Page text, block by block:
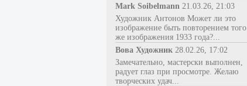
Mark Soibelmann 21.03.26, 21:03
Художник Антонов Может ли это
изображение быть повторением того
же изображения 1933 года?...
Вова Художник 28.02.26, 17:02
Замечательно, мастерски выполнен,
радует глаз при просмотре. Желаю
творческих удач...